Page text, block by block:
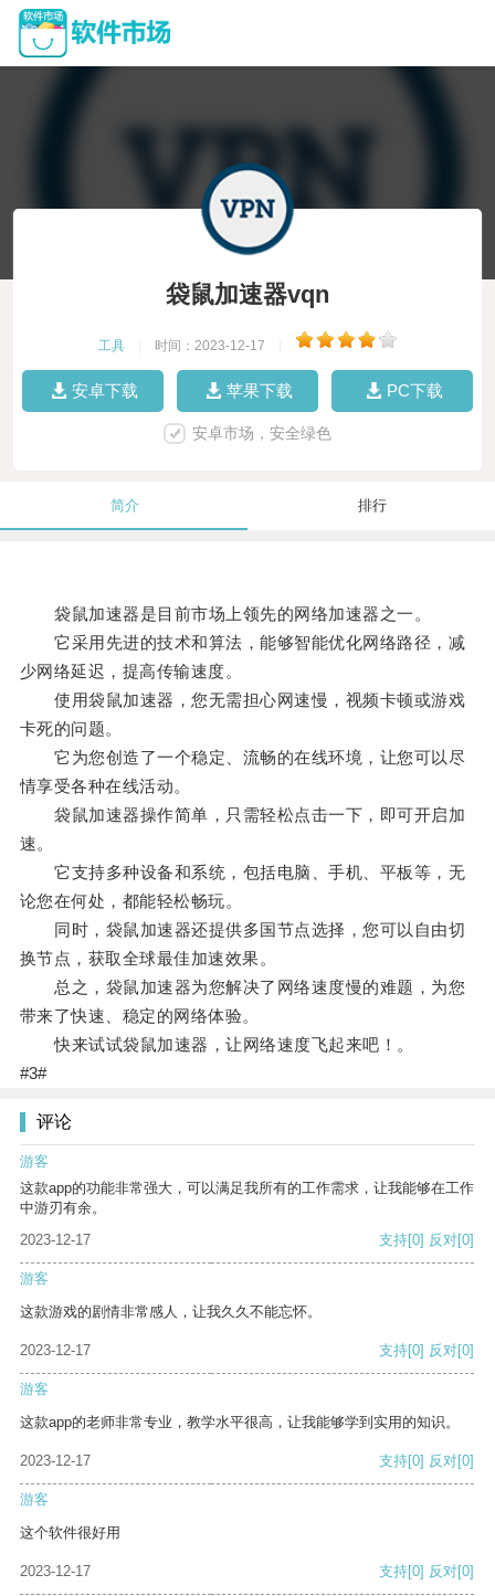
袋鼠加速器vqn
工具 时间：2023-12-17
安卓下载 苹果下载 PC下载
安卓市场，安全绿色
简介 排行
袋鼠加速器是目前市场上领先的网络加速器之一。
它采用先进的技术和算法，能够智能优化网络路径，减
少网络延迟，提高传输速度。
使用袋鼠加速器，您无需担心网速慢，视频卡顿或游戏
卡死的问题。
它为您创造了一个稳定、流畅的在线环境，让您可以尽
情享受各种在线活动。
袋鼠加速器操作简单，只需轻松点击一下，即可开启加
速。
它支持多种设备和系统，包括电脑、手机、平板等，无
论您在何处，都能轻松畅玩。
同时，袋鼠加速器还提供多国节点选择，您可以自由切
换节点，获取全球最佳加速效果。
总之，袋鼠加速器为您解决了网络速度慢的难题，为您
带来了快速、稳定的网络体验。
快来试试袋鼠加速器，让网络速度飞起来吧！。
#3#
评论
游客
这款app的功能非常强大，可以满足我所有的工作需求，让我能够在工作
中游刃有余。
2023-12-17
支持[0] 反对[0]
游客
这款游戏的剧情非常感人，让我久久不能忘怀。
2023-12-17 支持[0] 反对[0]
游客
这款app的老师非常专业，教学水平很高，让我能够学到实用的知识。
2023-12-17 支持[0] 反对[0]
游客
这个软件很好用
2023-12-17 支持[0] 反对[0]